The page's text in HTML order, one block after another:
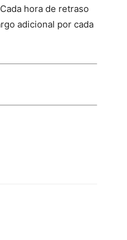
hora de retraso
adicional por cada